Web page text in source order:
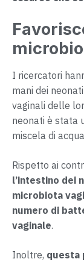
I ricercatori
mani dei
vaginali delle
neonati è stata
miscela di
Rispetto ai
l’intestino dei
microbiota
numero di
vaginale.
Inoltre, questa